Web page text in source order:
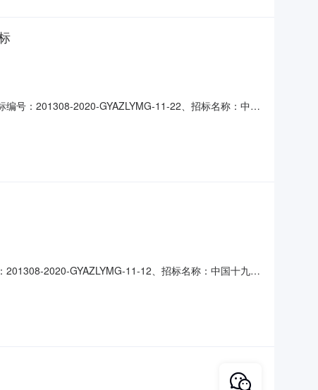
号：201308-2020-GYAZLYMG-11-22、招标名称：中国
册资金不少于300万元人民币,并具备一般纳税人资
2020-GYAZLYMG-11-12、招标名称：中国十九冶
一般纳税人资格；2、投标人与中国十九冶集团有限公